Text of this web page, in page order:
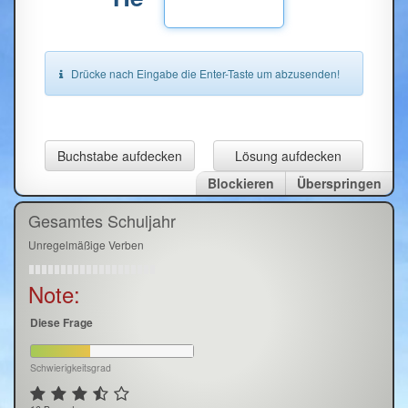
Drücke nach Eingabe die Enter-Taste um abzusenden!
Buchstabe aufdecken
Lösung aufdecken
Überspringen
Blockieren
Gesamtes Schuljahr
Unregelmäßige Verben
Note:
Diese Frage
Schwierigkeitsgrad